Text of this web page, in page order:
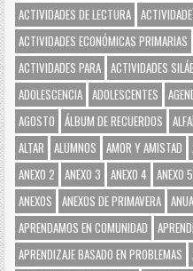
ACTIVIDADES DE LECTURA
ACTIVIDADES ECONÓMICAS PRIMARIAS
ACTIVIDADES PARA ACTIVIDADES
ADOLESCENCIA ADOLESCENTES
AGOSTO
ÁLBUM DE RECUERDOS
ALTAR
ALUMNOS AMOR Y AMISTAD
ANEXO 2
ANEXO 3 ANEXO 4 ANEXO 5
ANEXOS
ANEXOS DE PRIMAVERA
APRENDAMOS EN COMUNIDAD
APRENDIZAJE BASADO EN PROBLEMAS